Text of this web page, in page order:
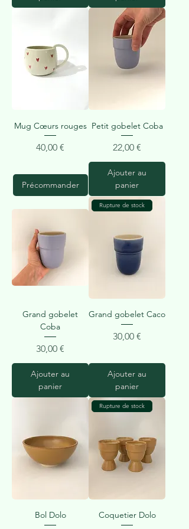
Mug Cœurs rouges
Prix
40,00 €
Précommander
Petit gobelet Coba
Prix
22,00 €
Ajouter au
panier
Grand gobelet
Coba
Prix
30,00 €
Ajouter au
panier
Rupture de stock
Grand gobelet Caco
Prix
30,00 €
Ajouter au
panier
Bol Dolo
Rupture de stock
Coquetier Dolo